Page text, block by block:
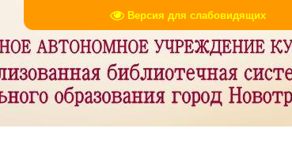
Версия для слабовидящих